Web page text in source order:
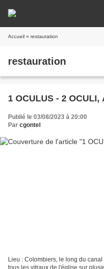
Accueil » restauration
restauration
1 OCULUS - 2 OCULI,
Publié le 03/08/2023 à 20:00
Par cgontel
Lieu : Colombiers, le long du
tous les vitraux de l'église sur